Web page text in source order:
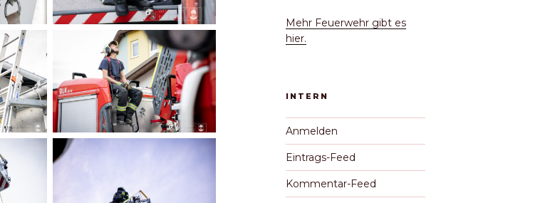
Mehr Feuerwehr gibt es
hier.
INTERN
Anmelden
Eintrags-Feed
Kommentar-Feed